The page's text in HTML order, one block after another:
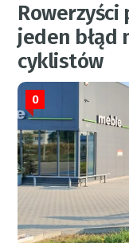
Rowerzyści
jeden błąd
cyklistów
0